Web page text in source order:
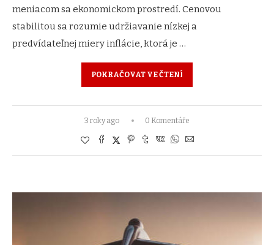
meniacom sa ekonomickom prostredí. Cenovou
stabilitou sa rozumie udržiavanie nízkej a
predvídateľnej miery inflácie, ktorá je …
POKRAČOVAT VE ČTENÍ
3 roky ago 0 Komentáře